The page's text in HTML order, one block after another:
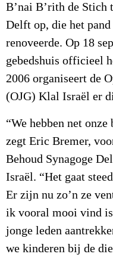
B’nai B’rith de Stich
Delft op, die het
renoveerde. Op 18
gebedshuis officieel
2006 organiseert de
(OJG) Klal Israël er
“We hebben net
zegt Eric Bremer,
Behoud Synagoge
Israël. “Het gaat
Er zijn nu zo’n ze
ik vooral mooi vind is
jonge leden
we kinderen bij de